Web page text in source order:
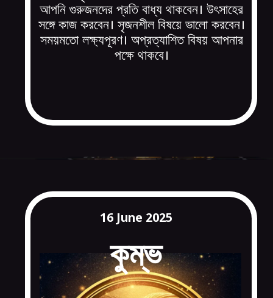
আপনি গুরুজনদের প্রতি বাধ্য থাকবেন। উৎসাহের
সঙ্গে কাজ করবেন। সৃজনশীল বিষয়ে ভালো করবেন।
সময়মতো লক্ষ্যপূরণ। অপ্রত্যাশিত বিষয় আপনার
পক্ষে থাকবে।
কুম্ভ
16 June 2025